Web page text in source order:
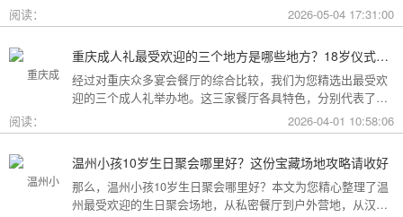
阅读： 2026-05-04 17:31:00
重庆成人礼最受欢迎的三个地方是哪些地方？18岁仪式感首选这三家
经过对重庆众多宴会餐厅的综合比较，我们为您精选出最受欢
迎的三个成人礼举办地。这三家餐厅各具特色，分别代表了文
化格调、传统品质与新奇体验三个不同方向，能够满足不同家
庭的需求。
阅读： 2026-04-01 10:58:06
温州小孩10岁生日聚会哪里好？这份宝藏场地攻略请收好
那么，温州小孩10岁生日聚会哪里好？本文为您精心整理了温
州最受欢迎的生日聚会场地，从私密餐厅到户外营地，从汉服